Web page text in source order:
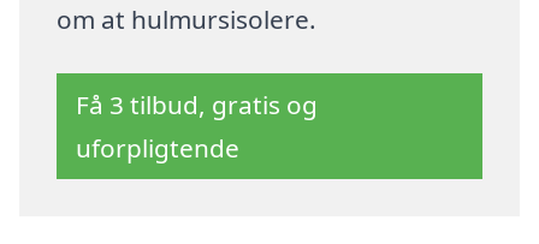
om at hulmursisolere.
Få 3 tilbud, gratis og
uforpligtende